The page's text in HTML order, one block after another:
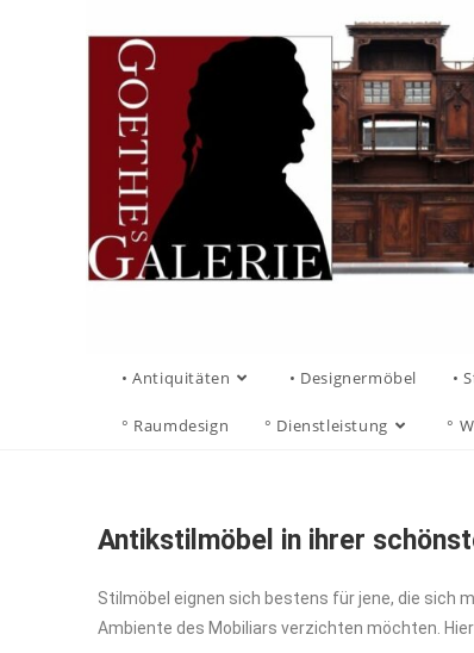
• Antiquitäten • Designermöbel •
° Raumdesign ° Dienstleistung °
Antikstilmöbel in ihrer
Stilmöbel eignen sich bestens für jene, die sich
Ambiente des Mobiliars verzichten möchten.